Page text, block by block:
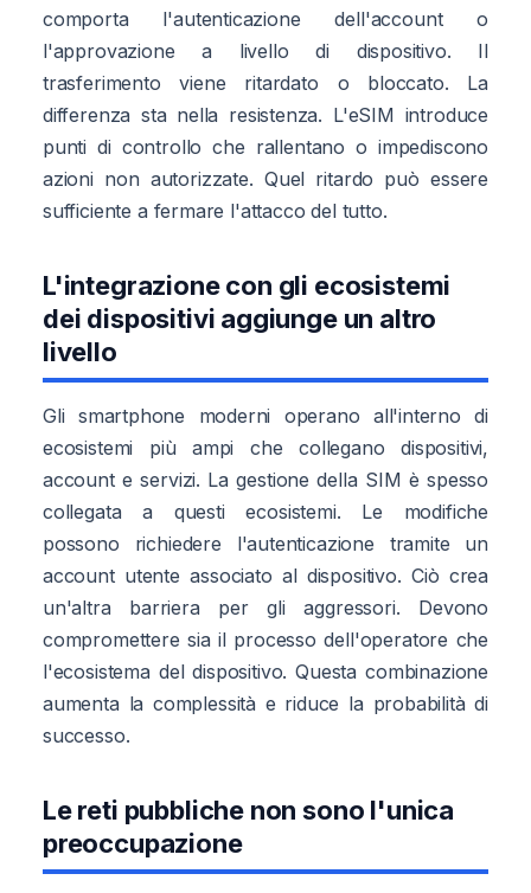
comporta l'autenticazione dell'account o
l'approvazione a livello di dispositivo. Il
trasferimento viene ritardato o bloccato. La
differenza sta nella resistenza. L'eSIM introduce
punti di controllo che rallentano o impediscono
azioni non autorizzate. Quel ritardo può essere
sufficiente a fermare l'attacco del tutto.
L'integrazione con gli ecosistemi
dei dispositivi aggiunge un altro
livello
Gli smartphone moderni operano all'interno di
ecosistemi più ampi che collegano dispositivi,
account e servizi. La gestione della SIM è spesso
collegata a questi ecosistemi. Le modifiche
possono richiedere l'autenticazione tramite un
account utente associato al dispositivo. Ciò crea
un'altra barriera per gli aggressori. Devono
compromettere sia il processo dell'operatore che
l'ecosistema del dispositivo. Questa combinazione
aumenta la complessità e riduce la probabilità di
successo.
Le reti pubbliche non sono l'unica
preoccupazione